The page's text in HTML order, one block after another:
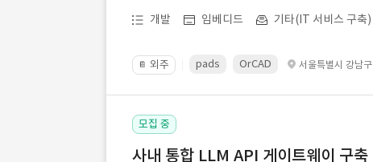
개발 임베디드 기타(IT 서비스 구축)
📔 외주 pads OrCAD 서울특별시 강남구
모집 중
사내 통합 LLM API 게이트웨이 구축